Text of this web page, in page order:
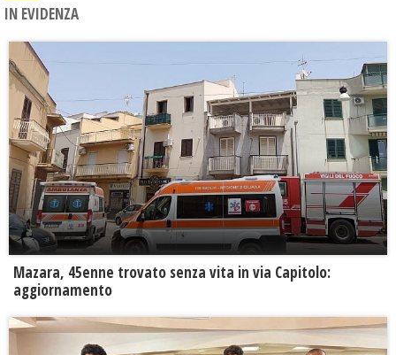
IN EVIDENZA
Mazara, 45enne trovato senza vita in via Capitolo:
aggiornamento